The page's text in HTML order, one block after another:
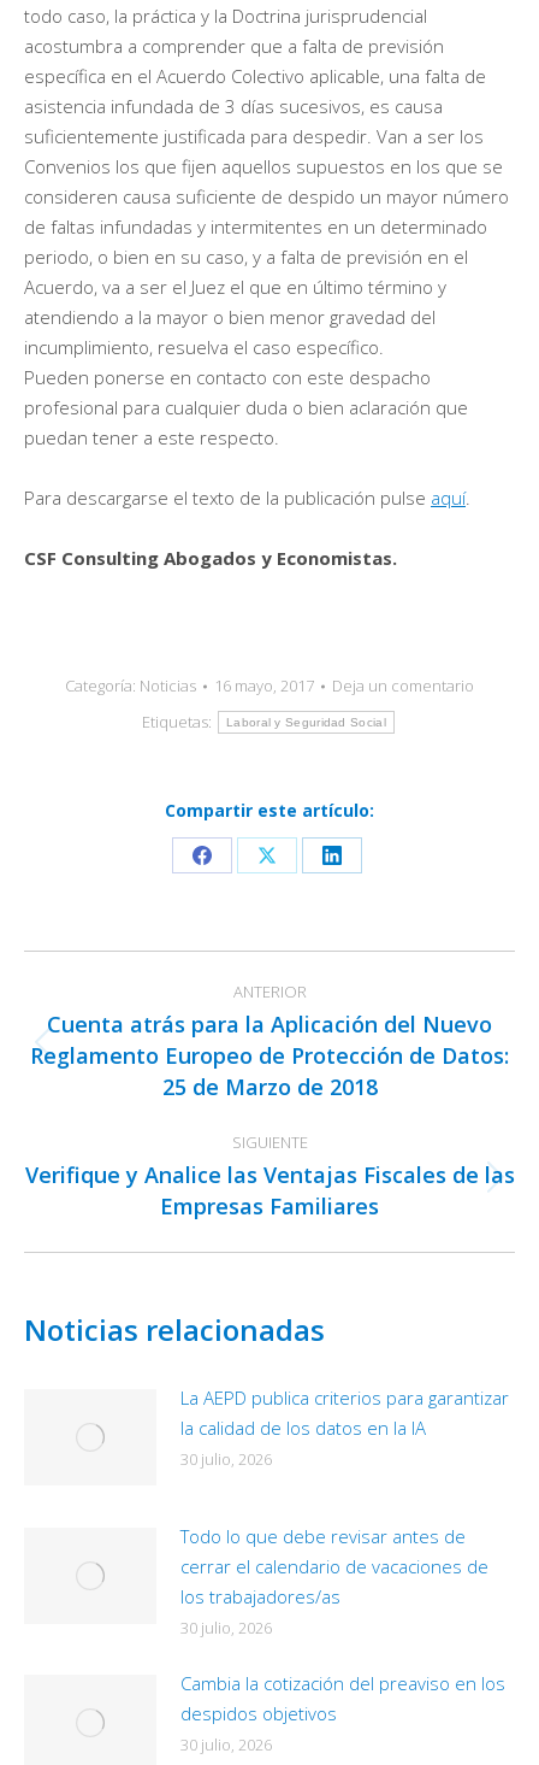
todo caso, la práctica y la Doctrina jurisprudencial
acostumbra a comprender que a falta de previsión
específica en el Acuerdo Colectivo aplicable, una falta de
asistencia infundada de 3 días sucesivos, es causa
suficientemente justificada para despedir. Van a ser los
Convenios los que fijen aquellos supuestos en los que se
consideren causa suficiente de despido un mayor número
de faltas infundadas y intermitentes en un determinado
periodo, o bien en su caso, y a falta de previsión en el
Acuerdo, va a ser el Juez el que en último término y
atendiendo a la mayor o bien menor gravedad del
incumplimiento, resuelva el caso específico.
Pueden ponerse en contacto con este despacho
profesional para cualquier duda o bien aclaración que
puedan tener a este respecto.
Para descargarse el texto de la publicación pulse aquí.
CSF Consulting Abogados y Economistas.
Categoría: Noticias 16 mayo, 2017
Deja un comentario
Etiquetas:
Laboral y Seguridad Social
Compartir este artículo:
Share
Facebook
Share
X
Share
LinkedIn
entre
publicaciones
ANTERIOR
Publicación
anterior:
Cuenta atrás para la Aplicación del Nuevo
Reglamento Europeo de Protección de Datos:
25 de Marzo de 2018
SIGUIENTE
Publicación
siguiente:
Verifique y Analice las Ventajas Fiscales de las
Empresas Familiares
Noticias relacionadas
La AEPD publica criterios para garantizar
la calidad de los datos en la IA
30 julio, 2026
Todo lo que debe revisar antes de
cerrar el calendario de vacaciones de
los trabajadores/as
30 julio, 2026
Cambia la cotización del preaviso en los
despidos objetivos
30 julio, 2026